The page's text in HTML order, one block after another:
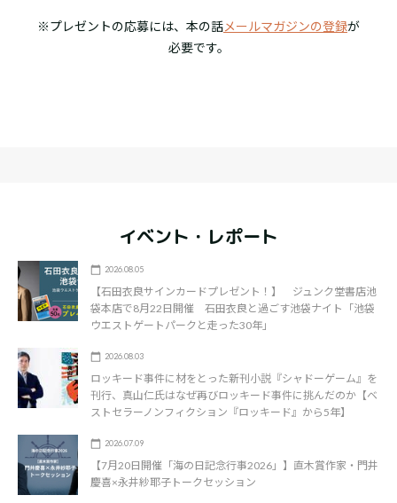
※プレゼントの応募には、本の話メールマガジンの登録が
必要です。
イベント・レポート
2026.08.05
【石田衣良サインカードプレゼント！】 ジュンク堂書店池
袋本店で8月22日開催 石田衣良と過ごす池袋ナイト「池袋
ウエストゲートパークと走った30年」
2026.08.03
ロッキード事件に材をとった新刊小説『シャドーゲーム』を
刊行、真山仁氏はなぜ再びロッキード事件に挑んだのか【ベ
ストセラーノンフィクション『ロッキード』から5年】
2026.07.09
【7月20日開催「海の日記念行事2026」】直木賞作家・門井
慶喜×永井紗耶子トークセッション